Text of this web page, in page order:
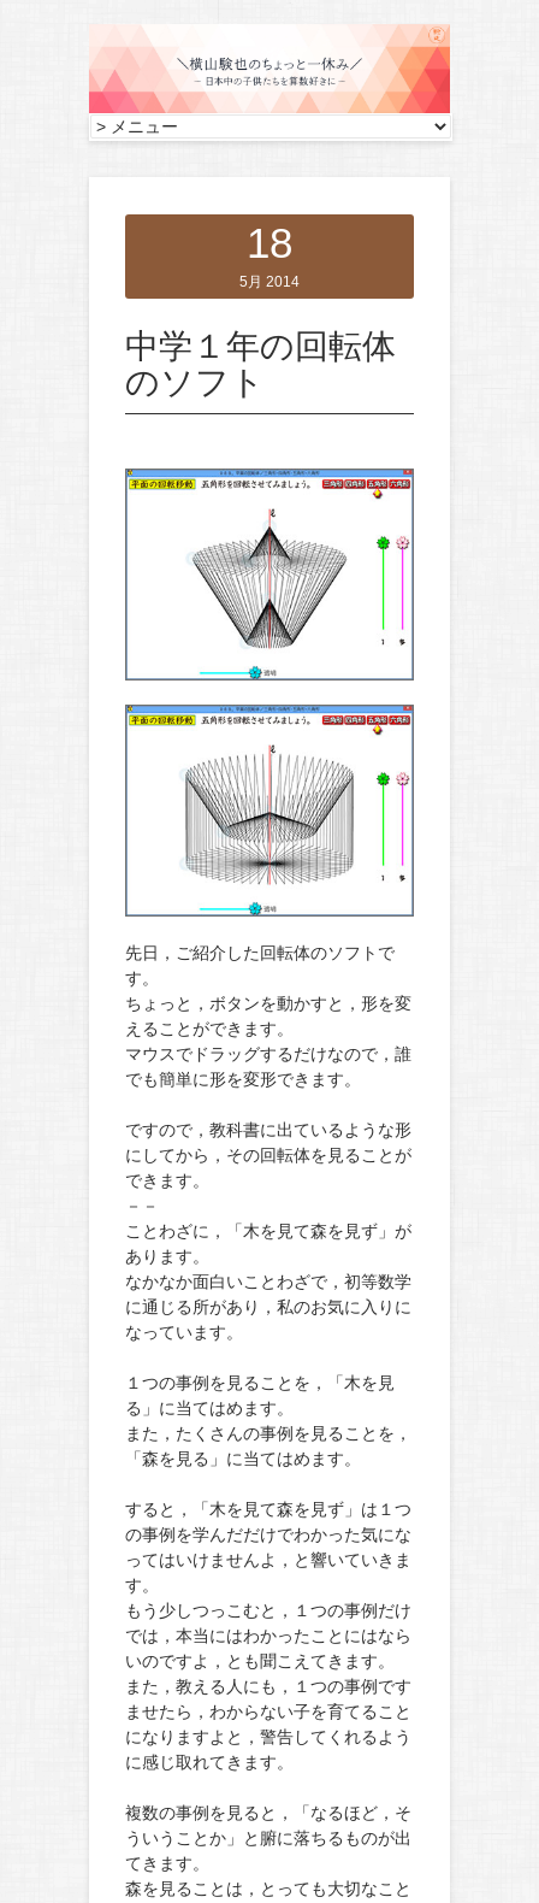
18
5月 2014
中学１年の回転体
のソフト
先日，ご紹介した回転体のソフトで
す。
ちょっと，ボタンを動かすと，形を変
えることができます。
マウスでドラッグするだけなので，誰
でも簡単に形を変形できます。
ですので，教科書に出ているような形
にしてから，その回転体を見ることが
できます。
－－
ことわざに，「木を見て森を見ず」が
あります。
なかなか面白いことわざで，初等数学
に通じる所があり，私のお気に入りに
なっています。
１つの事例を見ることを，「木を見
る」に当てはめます。
また，たくさんの事例を見ることを，
「森を見る」に当てはめます。
すると，「木を見て森を見ず」は１つ
の事例を学んだだけでわかった気にな
ってはいけませんよ，と響いていきま
す。
もう少しつっこむと，１つの事例だけ
では，本当にはわかったことにはなら
いのですよ，とも聞こえてきます。
また，教える人にも，１つの事例です
ませたら，わからない子を育てること
になりますよと，警告してくれるよう
に感じ取れてきます。
複数の事例を見ると，「なるほど，そ
ういうことか」と腑に落ちるものが出
てきます。
森を見ることは，とっても大切なこと